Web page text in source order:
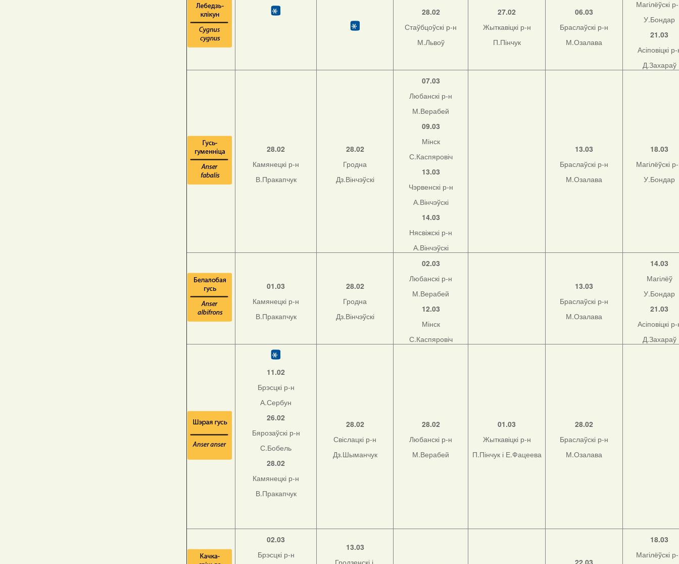
28.02
Стаўбцоўскі р-н
М.Львоў
27.02
Жыткавіцкі р-н
П.Пінчук
06.03
Браслаўскі р-н
М.Озалава
Магілёўскі
У.Бондар
21.03
Асіповіцкі
Д.Захараў
28.02
Камянецкі р-н
В.Пракапчук
28.02
Гродна
Дз.Вінчэўскі
07.03
Любанскі р-н
М.Верабей
09.03
Мінск
С.Каспяровіч
13.03
Чэрвенскі р-н
А.Вінчэўскі
14.03
Нясвіжскі р-н
А.Вінчэўскі
13.03
Браслаўскі р-н
М.Озалава
18.03
Магілёўскі
У.Бондар
01.03
Камянецкі р-н
В.Пракапчук
28.02
Гродна
Дз.Вінчэўскі
02.03
Любанскі р-н
М.Верабей
12.03
Мінск
С.Каспяровіч
13.03
Браслаўскі р-н
М.Озалава
14.03
Магілёў
У.Бондар
21.03
Асіповіцкі
Д.Захараў
11.02
Брэсцкі р-н
А.Сербун
26.02
Бярозаўскі р-н
С.Бобель
28.02
Камянецкі р-н
В.Пракапчук
28.02
Свіслацкі р-н
Дз.Шыманчук
28.02
Любанскі р-н
М.Верабей
01.03
Жыткавіцкі р-н
П.Пінчук і Е.Фацеева
28.02
Браслаўскі р-н
М.Озалава
02.03
Брэсцкі р-н
13.03
18.03
Магілёўскі